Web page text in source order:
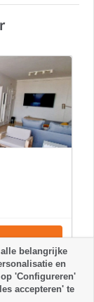
belangrijke
en
'Configureren'
accepteren' te